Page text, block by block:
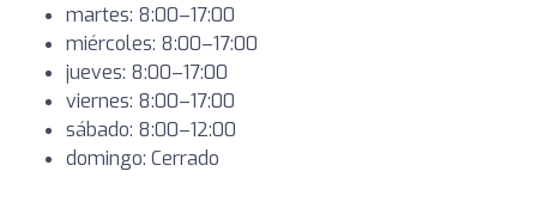
martes: 8:00–17:00
miércoles: 8:00–17:00
jueves: 8:00–17:00
viernes: 8:00–17:00
sábado: 8:00–12:00
domingo: Cerrado